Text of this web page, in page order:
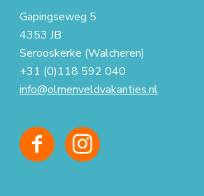
Gapingseweg 5
4353 JB
Serooskerke (Walcheren)
+31 (0)118 592 040
info@olmenveldvakanties.nl